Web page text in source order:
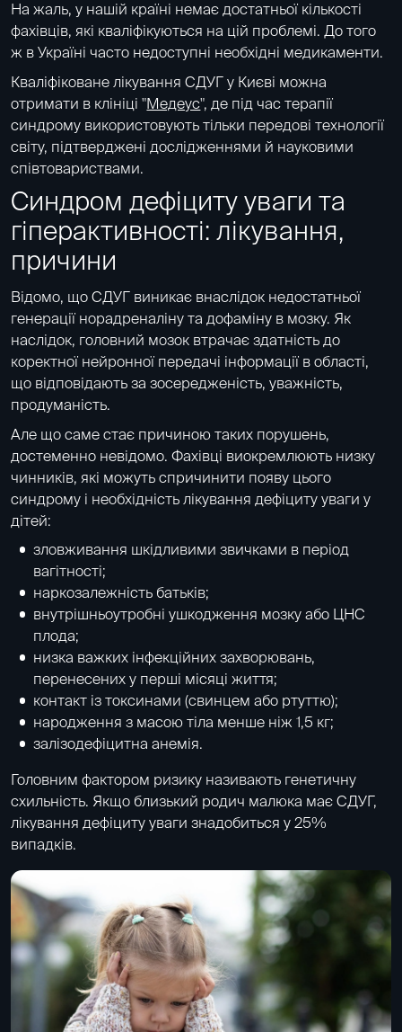
На жаль, у нашій країні немає достатньої кількості
фахівців, які кваліфікуються на цій проблемі. До того
ж в Україні часто недоступні необхідні медикаменти.
Кваліфіковане лікування СДУГ у Києві можна
отримати в клініці "Медеус", де під час терапії
синдрому використовують тільки передові технології
світу, підтверджені дослідженнями й науковими
співтовариствами.
Синдром дефіциту уваги та
гіперактивності: лікування,
причини
Відомо, що СДУГ виникає внаслідок недостатньої
генерації норадреналіну та дофаміну в мозку. Як
наслідок, головний мозок втрачає здатність до
коректної нейронної передачі інформації в області,
що відповідають за зосередженість, уважність,
продуманість.
Але що саме стає причиною таких порушень,
достеменно невідомо. Фахівці виокремлюють низку
чинників, які можуть спричинити появу цього
синдрому і необхідність лікування дефіциту уваги у
дітей:
зловживання шкідливими звичками в період
вагітності;
наркозалежність батьків;
внутрішньоутробні ушкодження мозку або ЦНС
плода;
низка важких інфекційних захворювань,
перенесених у перші місяці життя;
контакт із токсинами (свинцем або ртуттю);
народження з масою тіла менше ніж 1,5 кг;
залізодефіцитна анемія.
Головним фактором ризику називають генетичну
схильність. Якщо близький родич малюка має СДУГ,
лікування дефіциту уваги знадобиться у 25%
випадків.